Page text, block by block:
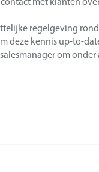
regelgeving
deze kennis up-to-
om onder